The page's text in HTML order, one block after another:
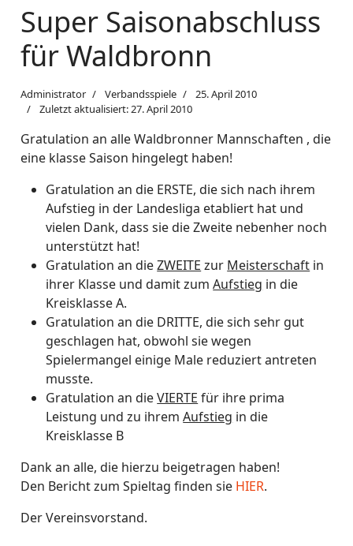
Super Saisonabschluss
für Waldbronn
Administrator Verbandsspiele
25. April 2010
Zuletzt aktualisiert: 27. April 2010
Gratulation an alle Waldbronner Mannschaften , die
eine klasse Saison hingelegt haben!
Gratulation an die ERSTE, die sich nach ihrem
Aufstieg in der Landesliga etabliert hat und
vielen Dank, dass sie die Zweite nebenher noch
unterstützt hat!
Gratulation an dieZWEITE zur Meisterschaft in
ihrer Klasse und damit zumAufstieg in die
Kreisklasse A.
Gratulation an die DRITTE, die sich sehr gut
geschlagen hat, obwohl sie wegen
Spielermangel einige Male reduziert antreten
musste.
Gratulation an dieVIERTE für ihre prima
Leistung und zu ihremAufstieg in die
Kreisklasse B
Dank an alle, die hierzu beigetragen haben!
Den Bericht zum Spieltag finden sie HIER.
Der Vereinsvorstand.